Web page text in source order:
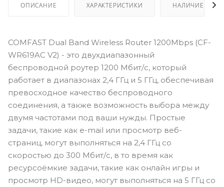
ОПИСАНИЕ ХАРАКТЕРИСТИКИ НАЛИЧИЕ
COMFAST Dual Band Wireless Router 1200Mbps (CF-
WR619AC V2) - это двухдиапазонный
беспроводной роутер 1200 Мбит/с, который
работает в диапазонах 2,4 ГГц и 5 ГГц, обеспечивая
превосходное качество беспроводного
соединения, а также возможность выбора между
двумя частотами под ваши нужды. Простые
задачи, такие как e-mail или просмотр веб-
страниц, могут выполняться на 2,4 ГГц со
скоростью до 300 Мбит/с, в то время как
ресурсоёмкие задачи, такие как онлайн игры и
просмотр HD-видео, могут выполняться на 5 ГГц со